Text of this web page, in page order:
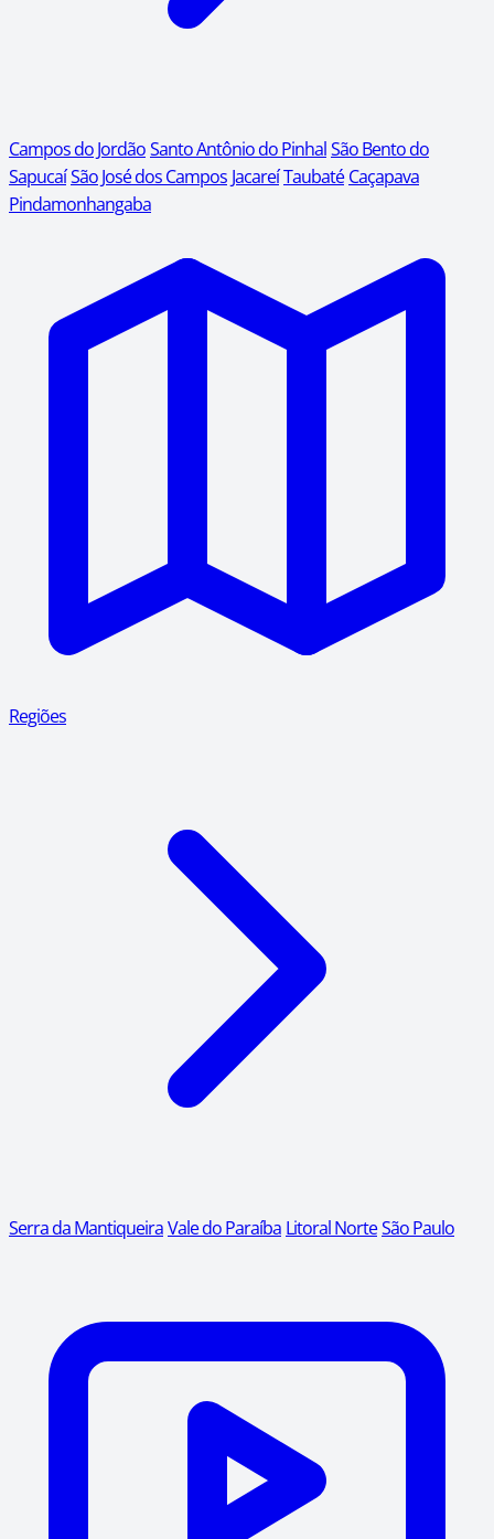
Campos do JordãoSanto Antônio do PinhalSão Bento do
SapucaíSão José dos Campos JacareíTaubaté Caçapava
Pindamonhangaba
Regiões
Serra da MantiqueiraVale do Paraíba Litoral NorteSão Paulo